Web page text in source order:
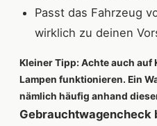
Passt das Fahrzeug
wirklich zu deinen
Kleiner Tipp: Achte auch auf
Lampen funktionieren. Ein
nämlich häufig anhand
Gebrauchtwagencheck